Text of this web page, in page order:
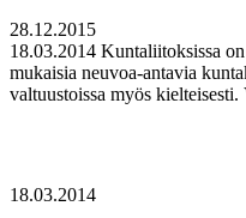
28.12.2015
18.03.2014 Kuntaliitoksissa
mukaisia neuvoa-antavia
valtuustoissa myös
18.03.2014